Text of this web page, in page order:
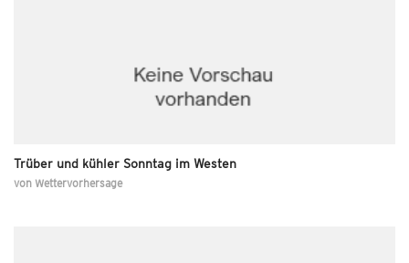
Trüber und kühler Sonntag im Westen
von Wettervorhersage